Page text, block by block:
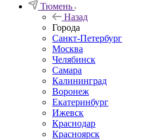
Тюмень
Назад
Города
Санкт-Петербург
Москва
Челябинск
Самара
Калининград
Воронеж
Екатеринбург
Ижевск
Краснодар
Красноярск